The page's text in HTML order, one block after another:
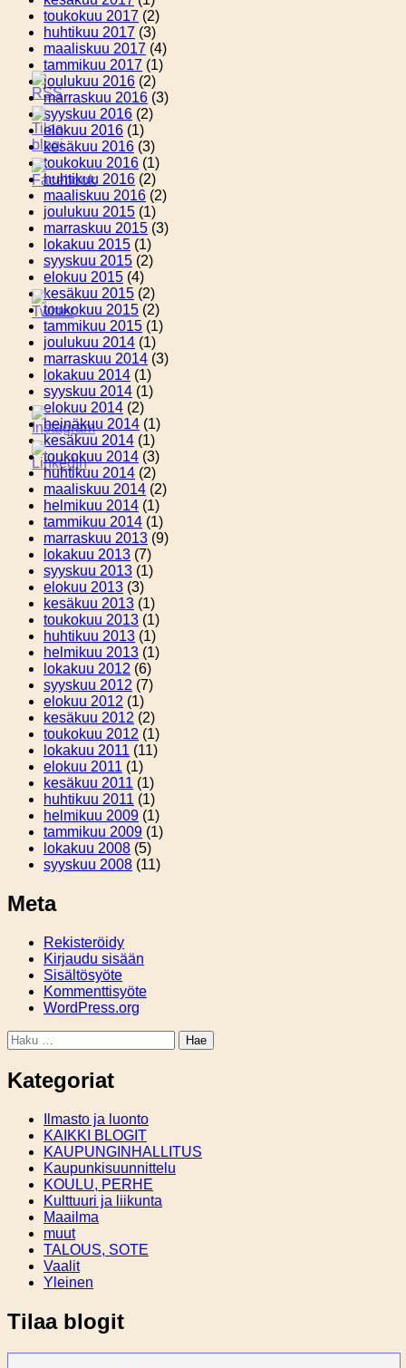
toukokuu 2017 (2)
huhtikuu 2017 (3)
maaliskuu 2017 (4)
tammikuu 2017 (1)
joulukuu 2016 (2)
marraskuu 2016 (3)
syyskuu 2016 (2)
elokuu 2016 (1)
kesäkuu 2016 (3)
toukokuu 2016 (1)
huhtikuu 2016 (2)
maaliskuu 2016 (2)
joulukuu 2015 (1)
marraskuu 2015 (3)
lokakuu 2015 (1)
syyskuu 2015 (2)
elokuu 2015 (4)
kesäkuu 2015 (2)
toukokuu 2015 (2)
tammikuu 2015 (1)
joulukuu 2014 (1)
marraskuu 2014 (3)
lokakuu 2014 (1)
syyskuu 2014 (1)
elokuu 2014 (2)
heinäkuu 2014 (1)
kesäkuu 2014 (1)
toukokuu 2014 (3)
huhtikuu 2014 (2)
maaliskuu 2014 (2)
helmikuu 2014 (1)
tammikuu 2014 (1)
marraskuu 2013 (9)
lokakuu 2013 (7)
syyskuu 2013 (1)
elokuu 2013 (3)
kesäkuu 2013 (1)
toukokuu 2013 (1)
huhtikuu 2013 (1)
helmikuu 2013 (1)
lokakuu 2012 (6)
syyskuu 2012 (7)
elokuu 2012 (1)
kesäkuu 2012 (2)
toukokuu 2012 (1)
lokakuu 2011 (11)
elokuu 2011 (1)
kesäkuu 2011 (1)
huhtikuu 2011 (1)
helmikuu 2009 (1)
tammikuu 2009 (1)
lokakuu 2008 (5)
syyskuu 2008 (11)
Meta
Rekisteröidy
Kirjaudu sisään
Sisältösyöte
Kommenttisyöte
WordPress.org
Haku:
Kategoriat
Ilmasto ja luonto
KAIKKI BLOGIT
KAUPUNGINHALLITUS
Kaupunkisuunnittelu
KOULU, PERHE
Kulttuuri ja liikunta
Maailma
muut
TALOUS, SOTE
Vaalit
Yleinen
Tilaa blogit